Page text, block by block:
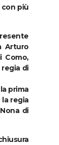
più
Arturo
Como,
di
prima
regia
di